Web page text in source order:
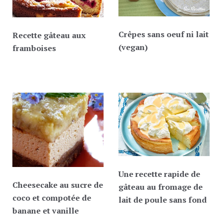
Recette gâteau aux
framboises
Crêpes sans oeuf ni lait
(vegan)
Cheesecake au sucre de
coco et compotée de
banane et vanille
Une recette rapide de
gâteau au fromage de
lait de poule sans fond